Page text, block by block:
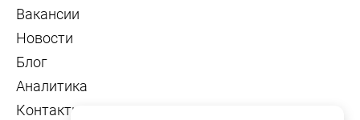
Вакансии
Новости
Блог
Аналитика
Контакты